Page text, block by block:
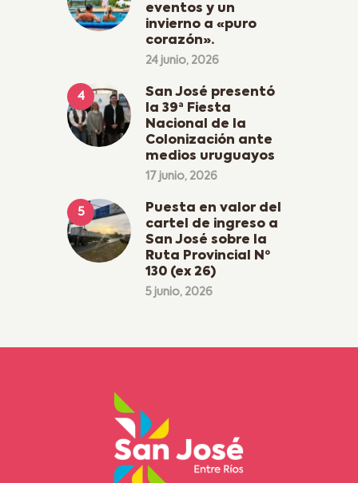
eventos y un
invierno a «puro
corazón».
24 junio, 2026
San José presentó
la 39ª Fiesta
Nacional de la
Colonización ante
medios uruguayos
17 junio, 2026
Puesta en valor del
cartel de ingreso a
San José sobre la
Ruta Provincial Nº
130 (ex 26)
5 junio, 2026